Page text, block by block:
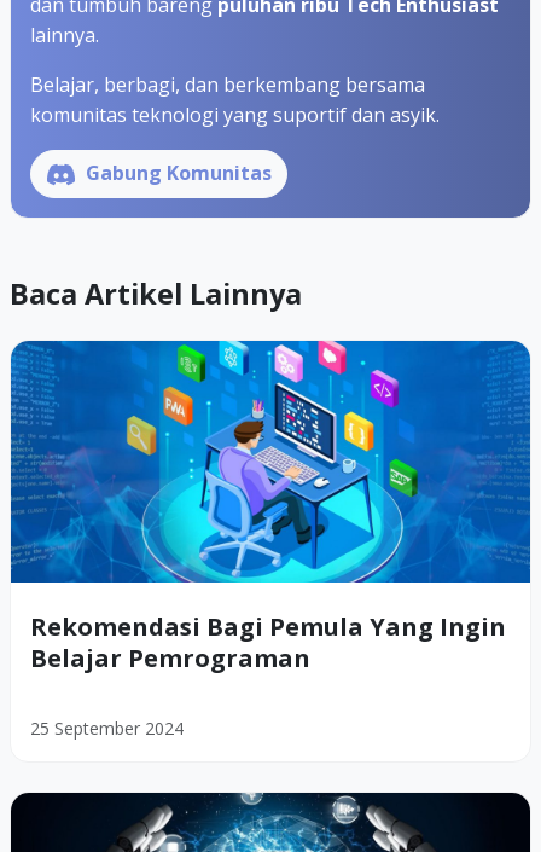
lainnya.
Belajar, berbagi, dan berkembang bersama
komunitas teknologi yang suportif dan asyik.
Gabung Komunitas
Baca Artikel Lainnya
Rekomendasi Bagi Pemula Yang Ingin
Belajar Pemrograman
25 September 2024